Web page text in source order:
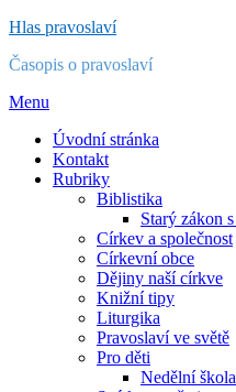
Přejít
obsahu
Hlas pravoslaví
Časopis o pravoslaví
Menu
Úvodní stránka
Kontakt
Rubriky
Biblistika
Starý zákon
Církev a společnost
Církevní obce
Dějiny naší církve
Knižní tipy
Liturgika
Pravoslaví ve světě
Pro děti
Nedělní škola